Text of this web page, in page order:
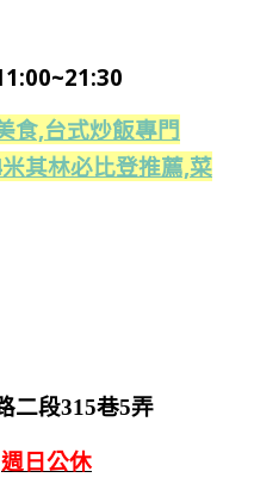
食,台式炒飯專門
其林必比登推薦,菜
二段315巷5弄
週日公休